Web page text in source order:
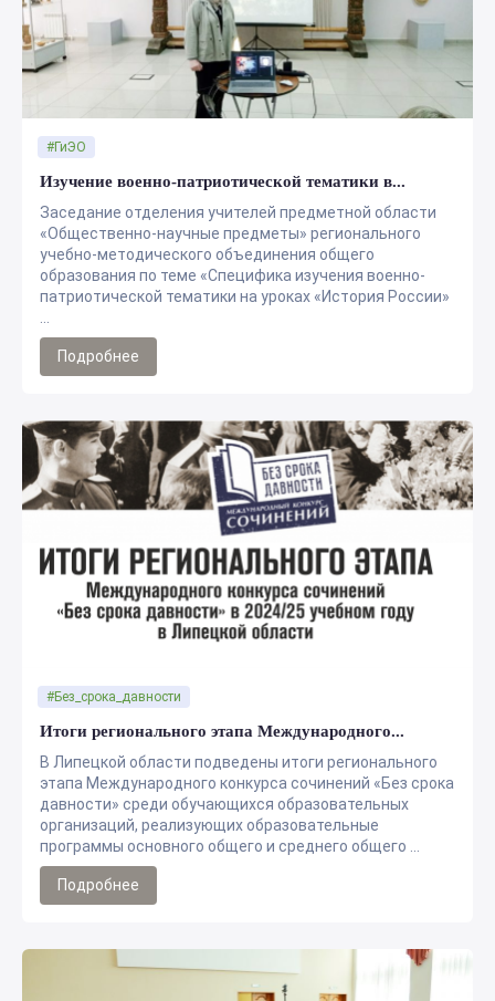
Изучение военно-патриотической тематики в...
Заседание отделения учителей предметной области
«Общественно-научные предметы» регионального
учебно-методического объединения общего
образования по теме «Специфика изучения военно-
патриотической тематики на уроках «История России»
#ГиЭО
Подробнее
Итоги регионального этапа Международного...
В Липецкой области подведены итоги регионального
этапа Международного конкурса сочинений «Без срока
давности» среди обучающихся образовательных
организаций, реализующих образовательные
программы основного общего и среднего общего ...
#Без_срока_давности
Подробнее